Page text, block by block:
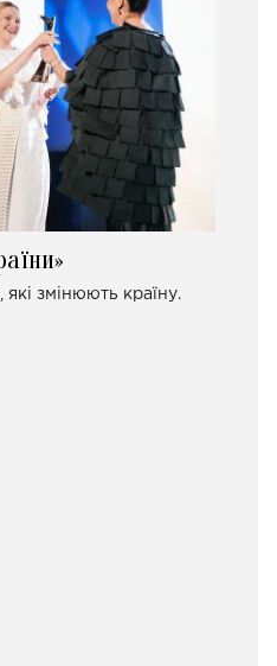
які змінюють країну.